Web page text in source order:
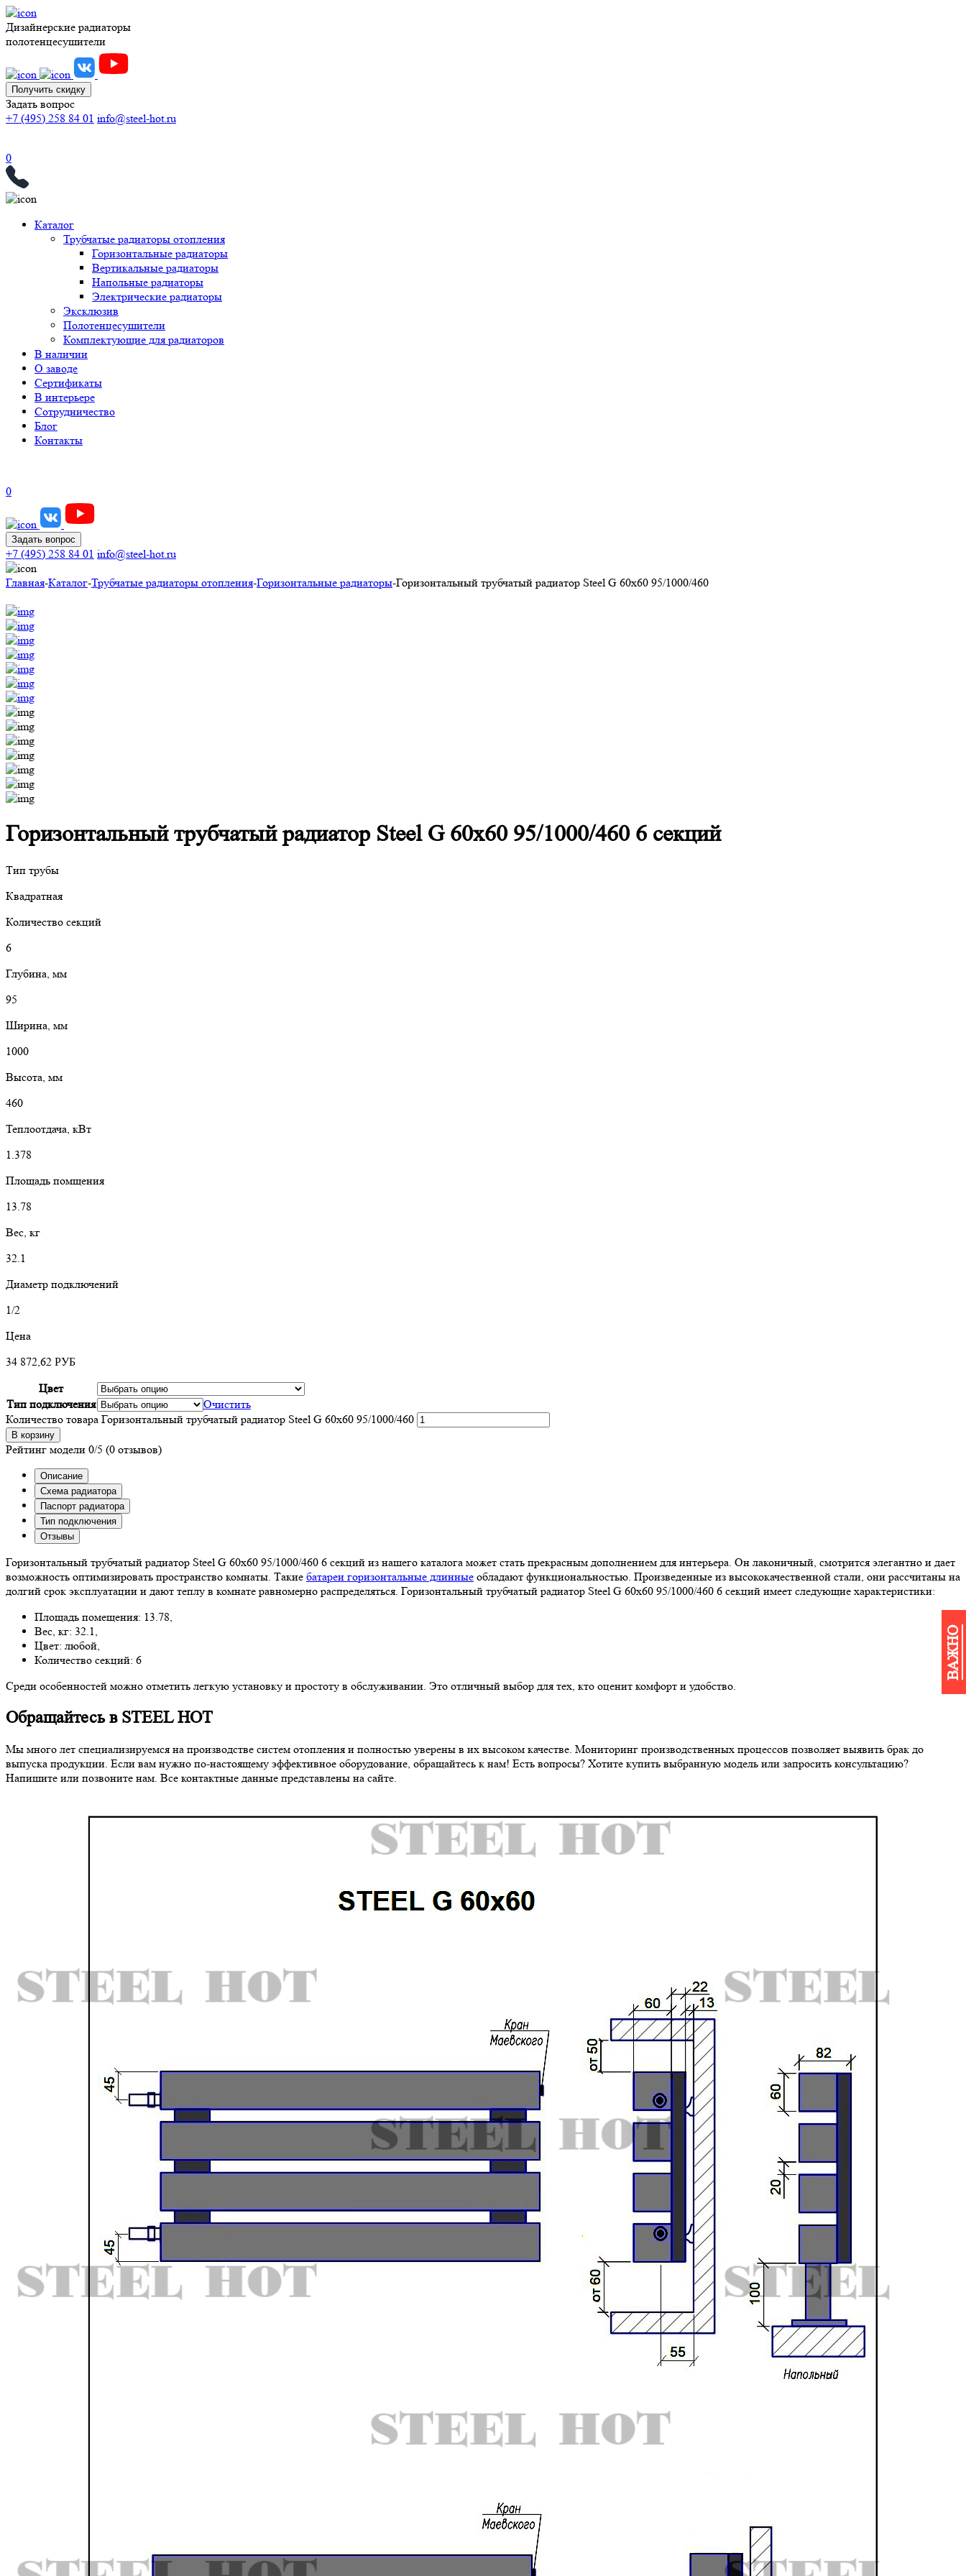
Дизайнерские радиаторы
полотенцесушители
Получить скидку
Задать вопрос
+7 (495) 258 84 01 info@steel-hot.ru
0
Каталог
Трубчатые радиаторы отопления
Горизонтальные радиаторы
Вертикальные радиаторы
Напольные радиаторы
Электрические радиаторы
Эксклюзив
Полотенцесушители
Комплектующие для радиаторов
В наличии
О заводе
Сертификаты
В интерьере
Сотрудничество
Блог
Контакты
0
Задать вопрос
+7 (495) 258 84 01 info@steel-hot.ru
Главная-Каталог-Трубчатые радиаторы отопления-Горизонтальные радиаторы-Горизонтальный трубчатый радиатор Steel G 60х60 95/1000/460
ВАЖНО
Горизонтальный трубчатый радиатор Steel G 60х60 95/1000/460 6 секций
Тип трубы
Квадратная
Количество секций
6
Глубина, мм
95
Ширина, мм
1000
Высота, мм
460
Теплоотдача, кВт
1.378
Площадь помщения
13.78
Вес, кг
32.1
Диаметр подключений
1/2
Цена
34 872,62 РУБ
Цвет
Тип подключения
Очистить
Количество товара Горизонтальный трубчатый радиатор Steel G 60х60 95/1000/460
В корзину
Рейтинг модели 0/5 (0 отзывов)
Описание
Схема радиатора
Паспорт радиатора
Тип подключения
Отзывы
Горизонтальный трубчатый радиатор Steel G 60х60 95/1000/460 6 секций из нашего каталога может стать прекрасным дополнением для интерьера. Он лаконичный, смотрится элегантно и дает
возможность оптимизировать пространство комнаты. Такие батареи горизонтальные длинные обладают функциональностью. Произведенные из высококачественной стали, они рассчитаны на
долгий срок эксплуатации и дают теплу в комнате равномерно распределяться. Горизонтальный трубчатый радиатор Steel G 60х60 95/1000/460 6 секций имеет следующие характеристики:
Площадь помещения: 13.78,
Вес, кг: 32.1,
Цвет: любой,
Количество секций: 6
Среди особенностей можно отметить легкую установку и простоту в обслуживании. Это отличный выбор для тех, кто оценит комфорт и удобство.
Обращайтесь в STEEL HOT
Мы много лет специализируемся на производстве систем отопления и полностью уверены в их высоком качестве. Мониторинг производственных процессов позволяет выявить брак до
выпуска продукции. Если вам нужно по-настоящему эффективное оборудование, обращайтесь к нам! Есть вопросы? Хотите купить выбранную модель или запросить консультацию?
Напишите или позвоните нам. Все контактные данные представлены на сайте.